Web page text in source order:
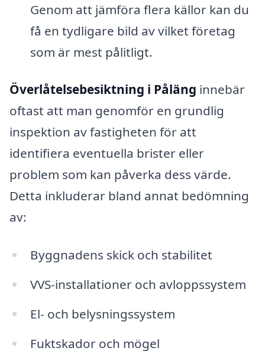
Genom att jämföra flera källor kan du
få en tydligare bild av vilket företag
som är mest pålitligt.
Överlåtelsebesiktning i Påläng innebär
oftast att man genomför en grundlig
inspektion av fastigheten för att
identifiera eventuella brister eller
problem som kan påverka dess värde.
Detta inkluderar bland annat bedömning
av:
Byggnadens skick och stabilitet
VVS-installationer och avloppssystem
El- och belysningssystem
Fuktskador och mögel